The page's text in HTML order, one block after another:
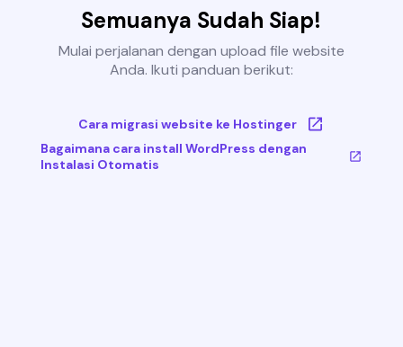
Semuanya Sudah Siap!
Mulai perjalanan dengan upload file website
Anda. Ikuti panduan berikut:
Cara migrasi website ke Hostinger
Bagaimana cara install WordPress dengan
Instalasi Otomatis